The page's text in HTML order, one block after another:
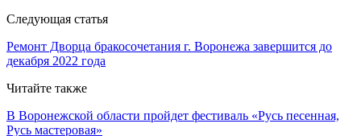
Следующая статья
Ремонт Дворца бракосочетания г. Воронежа завершится до
декабря 2022 года
Читайте также
В Воронежской области пройдет фестиваль «Русь песенная,
Русь мастеровая»